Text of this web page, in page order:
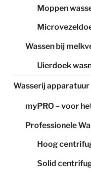
Moppen
Wassen bij
Uierdoek
Wasserij apparatuur
myPRO – voor
Professionele
Hoog
Solid